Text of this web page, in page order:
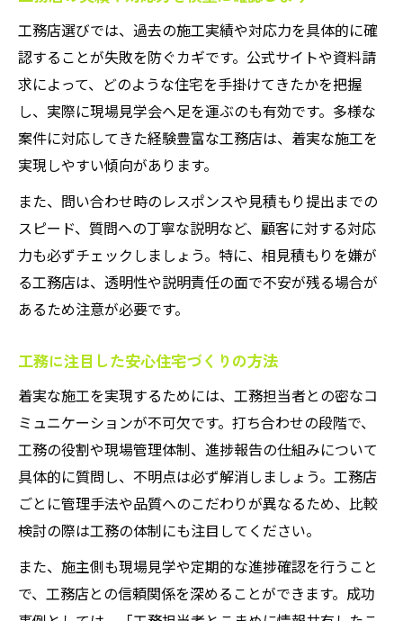
工務店選びでは、過去の施工実績や対応力を具体的に確
認することが失敗を防ぐカギです。公式サイトや資料請
求によって、どのような住宅を手掛けてきたかを把握
し、実際に現場見学会へ足を運ぶのも有効です。多様な
案件に対応してきた経験豊富な工務店は、着実な施工を
実現しやすい傾向があります。
また、問い合わせ時のレスポンスや見積もり提出までの
スピード、質問への丁寧な説明など、顧客に対する対応
力も必ずチェックしましょう。特に、相見積もりを嫌が
る工務店は、透明性や説明責任の面で不安が残る場合が
あるため注意が必要です。
工務に注目した安心住宅づくりの方法
着実な施工を実現するためには、工務担当者との密なコ
ミュニケーションが不可欠です。打ち合わせの段階で、
工務の役割や現場管理体制、進捗報告の仕組みについて
具体的に質問し、不明点は必ず解消しましょう。工務店
ごとに管理手法や品質へのこだわりが異なるため、比較
検討の際は工務の体制にも注目してください。
また、施主側も現場見学や定期的な進捗確認を行うこと
で、工務店との信頼関係を深めることができます。成功